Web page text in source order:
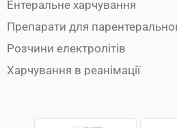
Ентеральне харчування
Препарати для
Розчини електролітів
Харчування в реанімації